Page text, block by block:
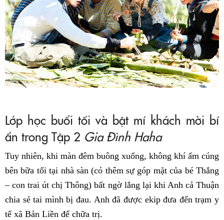
Lớp học buổi tối và bật mí khách mời bí
ẩn trong Tập 2 Gia Đình Haha
Tuy nhiên, khi màn đêm buông xuống, không khí ấm cúng
bên bữa tối tại nhà sàn (có thêm sự góp mặt của bé Thắng
– con trai út chị Thông) bất ngờ lắng lại khi Anh cả Thuận
chia sẻ tai mình bị đau. Anh đã được ekip đưa đến trạm y
tế xã Bản Liền để chữa trị.